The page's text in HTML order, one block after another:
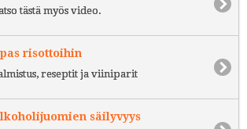
tästä myös video.
risottoihin
reseptit ja viiniparit
säilyvyys